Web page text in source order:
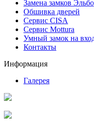
Замена замков
Обшивка дверей
Сервис CISA
Сервис Mottura
Умный замок на
Контакты
Информация
Галерея